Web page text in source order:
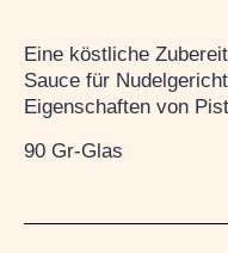
Eine köstliche
Sauce für
Eigenschaften von
90 Gr-Glas